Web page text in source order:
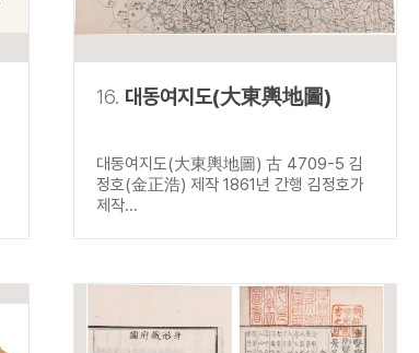
16. 대동여지도(大東輿地圖)
대동여지도(大東輿地圖) 古 4709-5 김
정호(金正浩) 제작 1861년 간행 김정호가
제작...